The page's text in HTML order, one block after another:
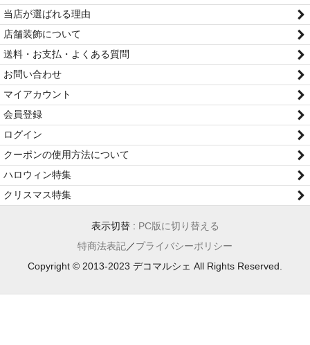
当店が選ばれる理由
店舗装飾について
送料・お支払・よくある質問
お問い合わせ
マイアカウント
会員登録
ログイン
クーポンの使用方法について
ハロウィン特集
クリスマス特集
表示切替 : PC版に切り替える
特商法表記／プライバシーポリシー
Copyright © 2013-2023 デコマルシェ All Rights Reserved.